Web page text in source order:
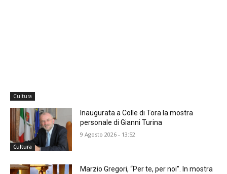
Cultura
Cultura
Inaugurata a Colle di Tora la mostra
personale di Gianni Turina
9 Agosto 2026 - 13:52
Marzio Gregori, “Per te, per noi”. In mostra